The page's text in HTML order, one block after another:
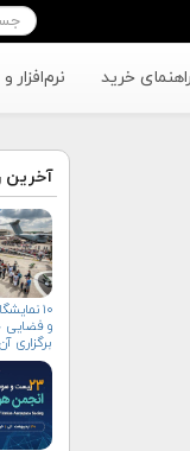
راهنمای خرید نرم‌افزار
آخرین
۱۰
و فضایی
برگزاری